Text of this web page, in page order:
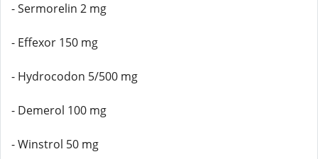
- Sermorelin 2 mg
- Effexor 150 mg
- Hydrocodon 5/500 mg
- Demerol 100 mg
- Winstrol 50 mg